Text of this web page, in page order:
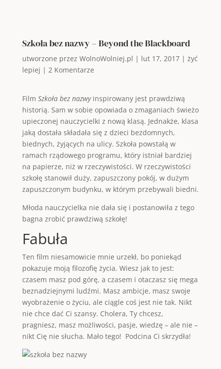
Szkoła bez nazwy – Beyond the Blackboard
utworzone przez WolnoWolniej.pl | lut 17, 2017| żyć
lepiej | 2 Komentarze
Film Szkoła bez nazwyinspirowany jest prawdziwą
historią. Sam w sobie opowiada o zmaganiach świeżo
upieczonej nauczycielki z nową klasą. Jednakże, klasa
jaką dostała składała się z dzieci bezdomnych,
biednych, żyjących na ulicy. Szkoła powstałą w
ramach rządowego programu, który istniał bardziej
na papierze, niż w rzeczywistości. W rzeczywistości
szkołę stanowił duży, zapuszczony pokój, w dużym
zapuszczonym budynku, w którym przebywali biedni.
Młoda nauczycielka nie dała się i postanowiła z tego
bagna zrobić prawdziwą szkołę!
Fabuła
Ten film niesamowicie mnie urzekł, bo poniekąd
pokazuje moją filozofię życia. Wiesz jak to jest:
czasem masz pod górę, a czasem i otaczasz się mega
beznadziejnymi ludźmi. Masz ambicje, masz swoje
wyobrażenie o życiu, ale ciągle coś jest nie tak. Nikt
nie chce dać Ci szansy. Cholera, Ty chcesz,
pragniesz, masz możliwości, pasje, wiedzę – ale nie –
nikt Cię nie słucha. Mało tego! Podcina Ci skrzydła!